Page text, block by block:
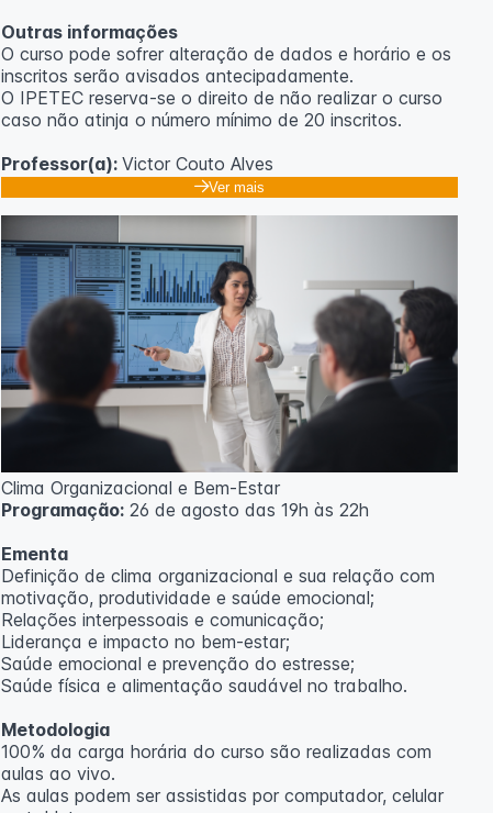
Outras informações
O curso pode sofrer alteração de dados e horário e os
inscritos serão avisados ​​antecipadamente.
O IPETEC reserva-se o direito de não realizar o curso
caso não atinja o número mínimo de 20 inscritos.
Professor(a): Victor Couto Alves
Ver mais
Clima Organizacional e Bem-Estar
Programação:26 de agosto das 19h às 22h
Ementa
Definição de clima organizacional e sua relação com
motivação, produtividade e saúde emocional;
Relações interpessoais e comunicação;
Liderança e impacto no bem-estar;
Saúde emocional e prevenção do estresse;
Saúde física e alimentação saudável no trabalho.
Metodologia
100% da carga horária do curso são realizadas com
aulas ao vivo.
As aulas podem ser assistidas por computador, celular